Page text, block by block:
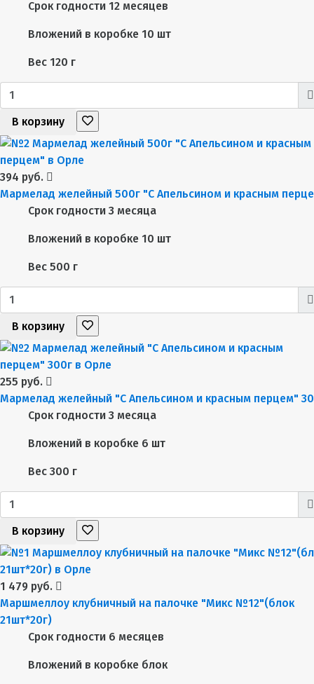
Срок годности 12 месяцев
Вложений в коробке 10 шт
Вес 120 г
В корзину
394 руб.
Мармелад желейный 500г "С Апельсином и красным
Срок годности 3 месяца
Вложений в коробке 10 шт
Вес 500 г
В корзину
255 руб.
Мармелад желейный "С Апельсином и красным перцем"
Срок годности 3 месяца
Вложений в коробке 6 шт
Вес 300 г
В корзину
1 479 руб.
Маршмеллоу клубничный на палочке "Микс №12"(блок
21шт*20г)
Срок годности 6 месяцев
Вложений в коробке блок